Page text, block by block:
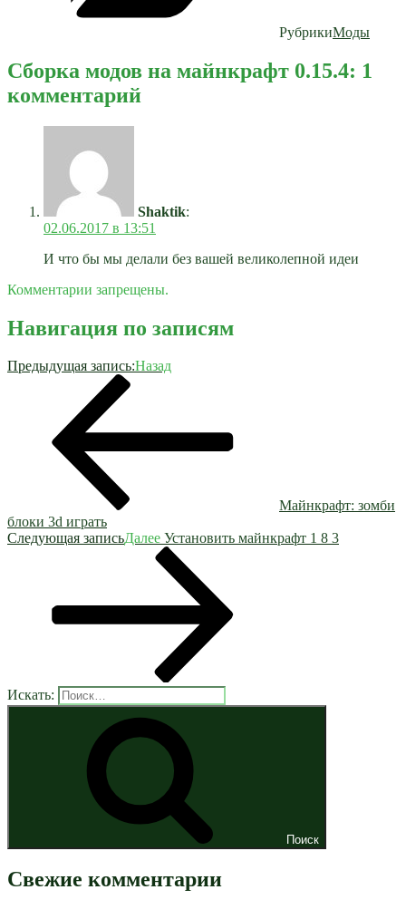
РубрикиМоды
Сборка модов на майнкрафт 0.15.4: 1
комментарий
Shaktik:
02.06.2017 в 13:51
И что бы мы делали без вашей великолепной идеи
Комментарии запрещены.
Навигация по записям
Предыдущая запись:Назад
Майнкрафт: зомби
блоки 3d играть
Следующая записьДалее Установить майнкрафт 1 8 3
Искать:
Поиск
Свежие комментарии